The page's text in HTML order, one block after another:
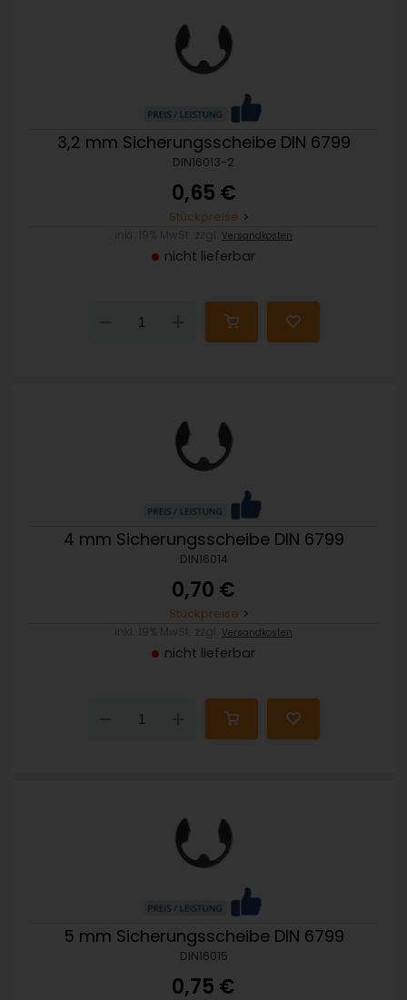
3,2 mm Sicherungsscheibe DIN 6799
DIN16013-2
0,65 €
Stückpreise
Versandkosten
nicht lieferbar
Down
4 mm Sicherungsscheibe DIN 6799
DIN16014
0,70 €
Stückpreise
Versandkosten
nicht lieferbar
Down
5 mm Sicherungsscheibe DIN 6799
DIN16015
0,75 €